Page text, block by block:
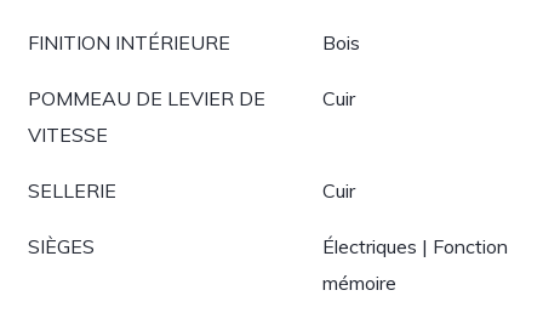
FINITION INTÉRIEURE Bois
POMMEAU DE LEVIER DE
VITESSE
Cuir
SELLERIE Cuir
SIÈGES
Électriques | Fonction
mémoire